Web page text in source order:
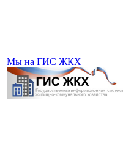
Мы на ГИС ЖКХ